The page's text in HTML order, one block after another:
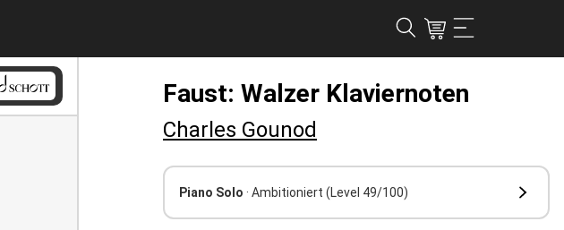
Faust: Walzer Klaviernoten
Charles Gounod
Piano Solo · Ambitioniert (Level 49/100)